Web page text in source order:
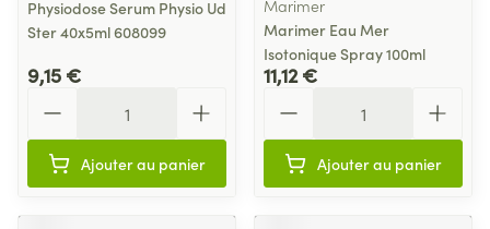
Physiodose Serum Physio Ud
Ster 40x5ml 608099
9,15 €
Ajouter au panier
Marimer
Marimer Eau Mer
Isotonique Spray 100ml
11,12 €
Ajouter au panier